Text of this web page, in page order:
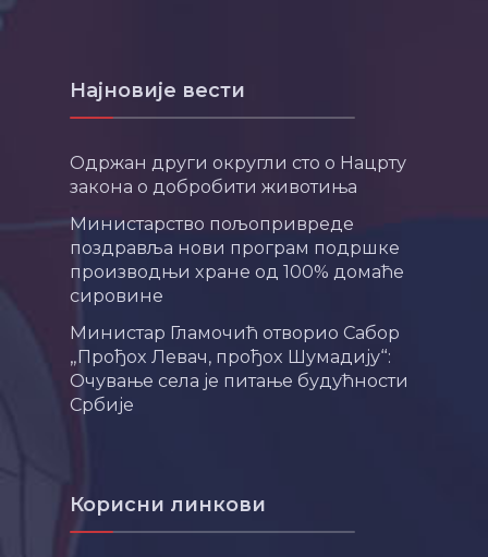
Најновије вести
Одржан други округли сто о Нацрту
закона о добробити животиња
Министарство пољопривреде
поздравља нови програм подршке
производњи хране од 100% домаће
сировине
Министар Гламочић отворио Сабор
„Прођох Левач, прођох Шумадију“:
Очување села је питање будућности
Србије
Корисни линкови